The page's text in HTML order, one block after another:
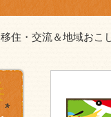
移住・交流＆地域おこ